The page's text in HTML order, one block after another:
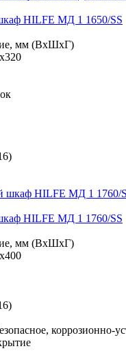
HILFE МД 1 1650/SS
мм (ВхШхГ)
HILFE МД 1 1760/SS
мм (ВхШхГ)
коррозионно-